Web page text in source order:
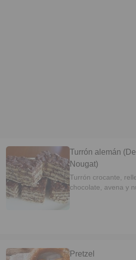
Turrón alemán
Nougat)
Turrón crocante,
chocolate, avena y
Pretzel